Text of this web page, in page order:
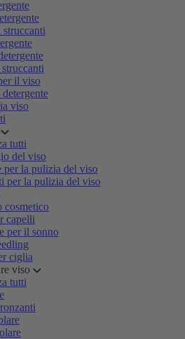
il viso
viso
tutti
del viso
per la pulizia del viso
per la pulizia del viso
cosmetico
capelli
per il sonno
ciglia
viso
tutti